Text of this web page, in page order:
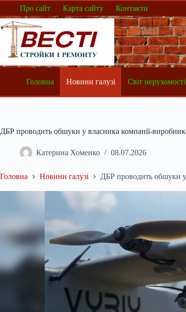
Перейти
вмісту
Про сайт Карта сайту Контакти
Головна Новини галузі Світ нерухомості
ДБР проводить обшуки у власника компанії-
Катерина Хоменко 08.07.2026
Головна Новини галузі ДБР проводить обшуки у